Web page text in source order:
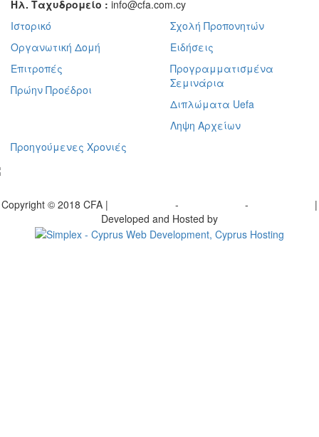
Ηλ. Ταχυδρομείο : info@cfa.com.cy
Ιστορικό
Οργανωτική Δομή
Επιτροπές
Πρώην Προέδροι
Σχολή Προπονητών
Ειδήσεις
Προγραμματισμένα
Σεμινάρια
Διπλώματα Uefa
Ληψη Αρχείων
Προηγούμενες Χρονιές
Copyright © 2018 CFA | - -
|
Developed and Hosted by